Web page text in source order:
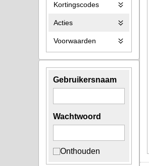
Kortingscodes
Acties
Voorwaarden
Gebruikersnaam
Wachtwoord
Onthouden